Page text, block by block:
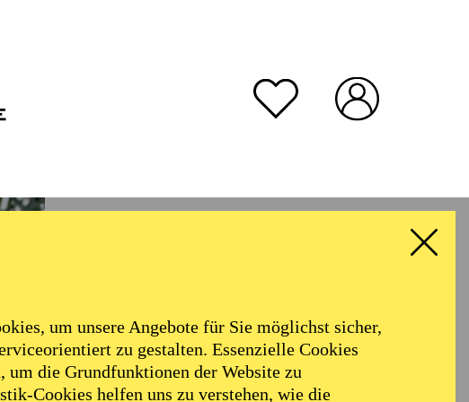
um unsere Angebote für Sie möglichst sicher,
zu gestalten. Essenzielle Cookies
um die Grundfunktionen der Website zu
Cookies helfen uns zu verstehen, wie die